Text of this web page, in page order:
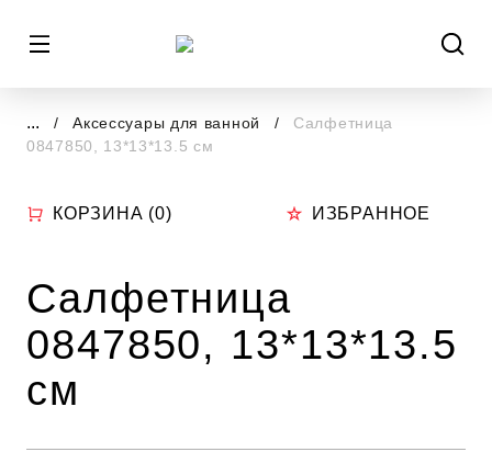
... Аксессуары для ванной
Салфетница
0847850, 13*13*13.5 см
КОРЗИНА (0) ИЗБРАННОЕ
Салфетница
0847850, 13*13*13.5
см